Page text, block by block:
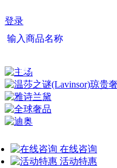
登录
输入商品名称
在线咨询
活动特惠
健康问答